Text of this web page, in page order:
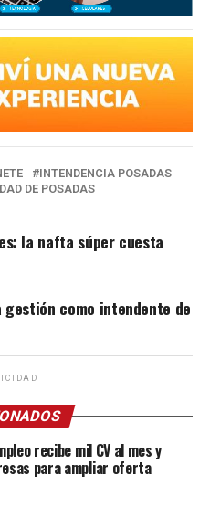
INTENDENCIA POSADAS
DE POSADAS
la nafta súper cuesta
como intendente de
recibe mil CV al mes y
para ampliar oferta